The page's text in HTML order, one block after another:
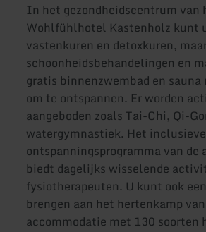
In het gezondheidscentrum van
Wohlfühlhotel Kastenholz kunt
vastenkuren en detoxkuren,
schoonheidsbehandelingen en
gratis binnenzwembad en
om te ontspannen. Er worden
aangeboden zoals Tai-Chi, Qi-
watergymnastiek. Het
ontspanningsprogramma van de
biedt dagelijks wisselende
fysiotherapeuten. U kunt ook
brengen aan het hertenkamp
accommodatie met 130 soorten